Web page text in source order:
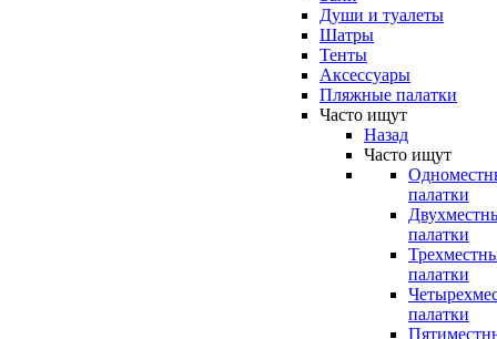
Души и туалеты
Шатры
Тенты
Аксессуары
Пляжные палатки
Часто ищут
Назад
Часто ищут
палатки
палатки
палатки
палатки